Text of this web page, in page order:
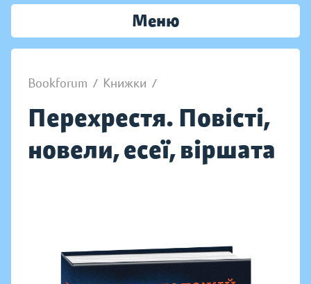
Меню
Bookforum / Книжки /
Перехрестя. Повісті,
новели, есеї, віршата